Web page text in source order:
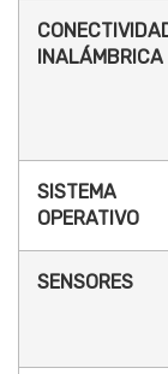
INALÁMBRICA
SISTEMA
OPERATIVO
SENSORES